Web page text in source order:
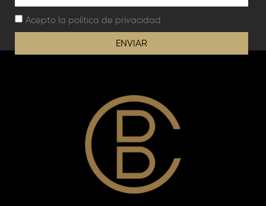
Acepto la política de privacidad
ENVIAR